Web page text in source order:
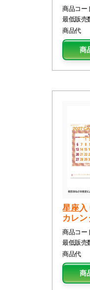
商品コー
最低販売
商品代
商
星座入
カレ
商品コー
最低販売
商品代
商